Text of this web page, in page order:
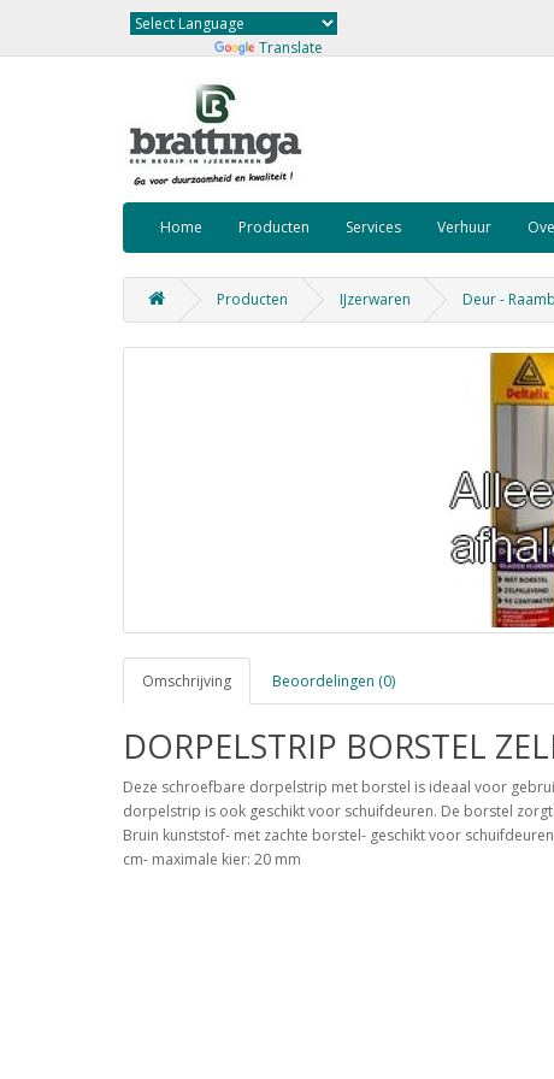
Translate
Home Producten Services Verhuur
Producten IJzerwaren Deur -
Omschrijving Beoordelingen (0)
DORPELSTRIP BORSTEL
Deze schroefbare dorpelstrip met borstel is ideaal voor
dorpelstrip is ook geschikt voor schuifdeuren. De borstel
Bruin kunststof- met zachte borstel- geschikt voor
cm- maximale kier: 20 mm